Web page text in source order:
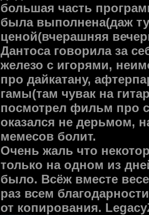
большая часть
была выполнена(даж
ценой(вчерашняя
Дантоса говорила за
железо с игорями,
про дайкатану,
гамы(там чувак на
посмотрел фильм про
оказался не дерьмом,
мемесов болит.
Очень жаль что
только на одном из
было. Всёж вместе
раз всем
от копирования.